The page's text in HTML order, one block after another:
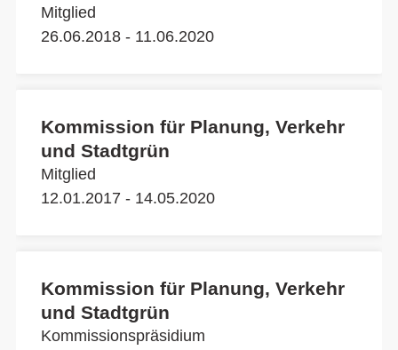
Mitglied
26.06.2018 - 11.06.2020
Kommission für Planung, Verkehr
und Stadtgrün
Mitglied
12.01.2017 - 14.05.2020
Kommission für Planung, Verkehr
und Stadtgrün
Kommissionspräsidium